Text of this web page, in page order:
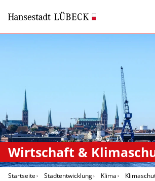
Wirtschaft &
Startseite Stadtentwicklung Klima